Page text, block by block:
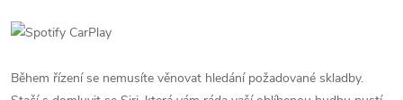
Během řízení se nemusíte věnovat hledání požadované skladby.